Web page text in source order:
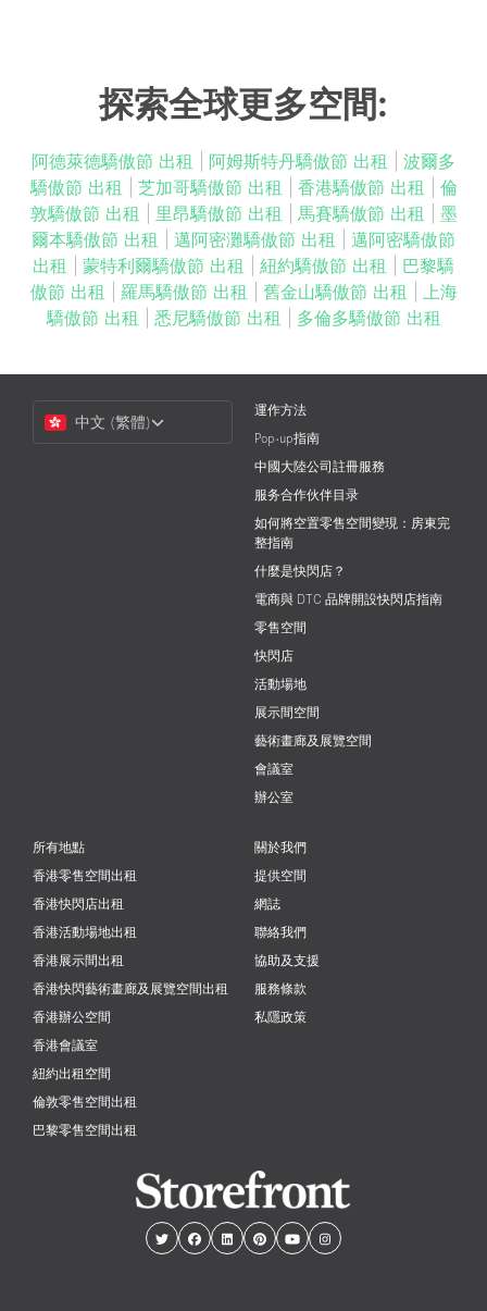
探索全球更多空間:
阿德萊德驕傲節 出租 阿姆斯特丹驕傲節 出租
波爾多
驕傲節 出租
芝加哥驕傲節 出租 香港驕傲節 出租
倫
敦驕傲節 出租
里昂驕傲節 出租 馬賽驕傲節 出租
墨
爾本驕傲節 出租
邁阿密灘驕傲節 出租
邁阿密驕傲節
出租
蒙特利爾驕傲節 出租 紐約驕傲節 出租
巴黎驕
傲節 出租
羅馬驕傲節 出租 舊金山驕傲節 出租
上海
驕傲節 出租
悉尼驕傲節 出租 多倫多驕傲節 出租
Language
中文 (繁體)
運作方法
Pop-up指南
中國大陸公司註冊服務
服务合作伙伴目录
如何將空置零售空間變現：房東完
整指南
什麼是快閃店？
電商與 DTC 品牌開設快閃店指南
零售空間
快閃店
活動場地
展示間空間
藝術畫廊及展覽空間
會議室
辦公室
所有地點
香港零售空間出租
香港快閃店出租
香港活動場地出租
香港展示間出租
香港快閃藝術畫廊及展覽空間出租
香港辦公空間
香港會議室
紐約出租空間
倫敦零售空間出租
巴黎零售空間出租
關於我們
提供空間
網誌
聯絡我們
協助及支援
服務條款
私隱政策